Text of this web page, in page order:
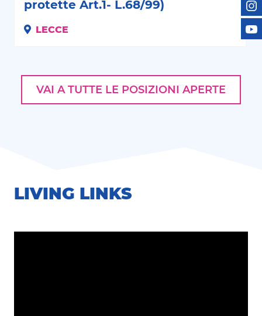
protette Art.1- L.68/99)
LECCE
VAI A TUTTE LE POSIZIONI APERTE
LIVING LINKS